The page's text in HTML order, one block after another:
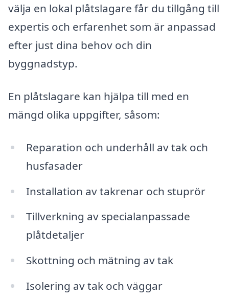
välja en lokal plåtslagare får du tillgång till
expertis och erfarenhet som är anpassad
efter just dina behov och din
byggnadstyp.
En plåtslagare kan hjälpa till med en
mängd olika uppgifter, såsom:
Reparation och underhåll av tak och
husfasader
Installation av takrenar och stuprör
Tillverkning av specialanpassade
plåtdetaljer
Skottning och mätning av tak
Isolering av tak och väggar